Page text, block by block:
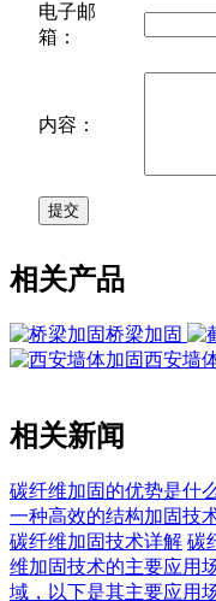
电子邮
箱：
内容：
相关产品
桥梁加固
西安墙
相关新闻
碳纤维加固的优势是什
一种高效的结构加固技
碳纤维加固技术详解 碳
维加固技术的主要应用
域，以下是其主要应用